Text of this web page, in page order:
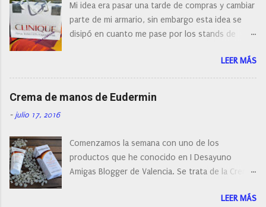
post os voy a dar mi opinión de porque elegí mi
cepillo facial de Clinique
Mi idea era pasar una tarde de compras y cambiar
parte de mi armario, sin embargo esta idea se
disipó en cuanto me pase por los stands de
resistirse a esta paleta de colores de Clinique.
LEER MÁS
Crema de manos de Eudermin
- julio 17, 2016
Comenzamos la semana con uno de los
productos que he conocido en I Desayuno
Amigas Blogger de Valencia. Se trata de la Crema
manos para utilizar tanto en verano como en
LEER MÁS